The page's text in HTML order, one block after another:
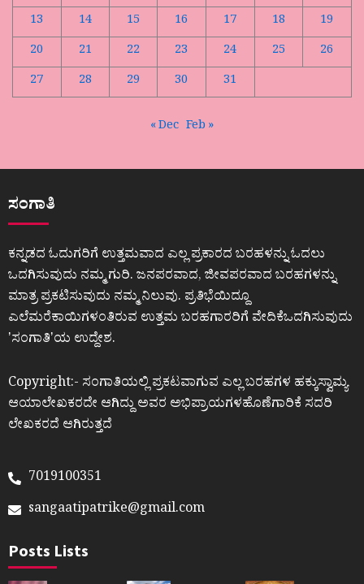
13
14 15 16 17 18
19
20
21 22 23 24 25
26
27
28 29 30 31
« Dec Feb »
ಸಂಗಾತಿ
ಕನ್ನಡದ ಓದುಗರಿಗೆ ಉತ್ತಮವಾದ ಎಲ್ಲ ಪ್ರಕಾರದ ಬರಹಳನ್ನು ಓದಲು
ಒದಗಿಸುವುದು ನಮ್ಮ ಗುರಿ. ಜನಪರವಾದ, ಜೀವಪರವಾದ ಬರಹಗಳನ್ನು
ಮಾತ್ರ ಪ್ರಕಟಿಸುವುದು ನಮ್ಮ ನಿಲುವು. ಪ್ರತಿಭೆಯಿದ್ದೂ
ಎಲೆಮರೆಕಾಯಿಗಳಂತಿರುವ ಉತ್ತಮ ಬರಹಗಾರರಿಗೆ ವೇದಿಕೆಒದಗಿಸುವುದು
ʼಸಂಗಾತಿʼಯ ಉದ್ದೇಶ.
Copyright:- ಸಂಗಾತಿಯಲ್ಲಿ ಪ್ರಕಟವಾಗುವ ಎಲ್ಲ ಬರಹಗಳ ಹಕ್ಕುಸ್ವಾಮ್ಯ
ಆಯಾಲೇಖಕರದೇ ಆಗಿದ್ದು ಅವರ ಅಭಿಪ್ರಾಯಗಳಹೊಣೆಗಾರಿಕೆ ಸದರಿ
ಲೇಖಕರದೆ ಆಗಿರುತ್ತದೆ
7019100351
sangaatipatrike@gmail.com
Posts Lists